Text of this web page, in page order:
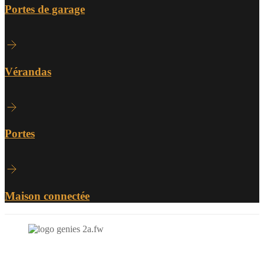
Portes de garage
Vérandas
Portes
Maison connectée